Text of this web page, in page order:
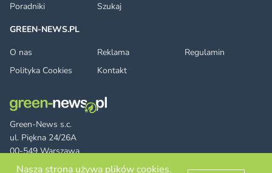
Green-News s.c.
ul. Piękna 24/26A
00-549 Warszawa
Poradniki
Szukaj
GREEN-NEWS.PL
O nas
Reklama
Regulamin
Polityka Cookies
Kontakt
Nasza strona używa plików cookies.